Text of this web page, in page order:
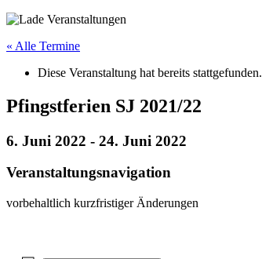
« Alle Termine
Diese Veranstaltung hat bereits stattgefunden.
Pfingstferien SJ 2021/22
6. Juni 2022 - 24. Juni 2022
Veranstaltungsnavigation
vorbehaltlich kurzfristiger Änderungen